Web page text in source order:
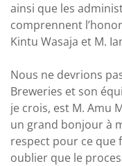
ainsi que les
comprennent
Kintu Wasaja et M.
Nous ne devrions
Breweries et son
je crois, est M. Amu
un grand bonjour à
respect pour ce que
oublier que le